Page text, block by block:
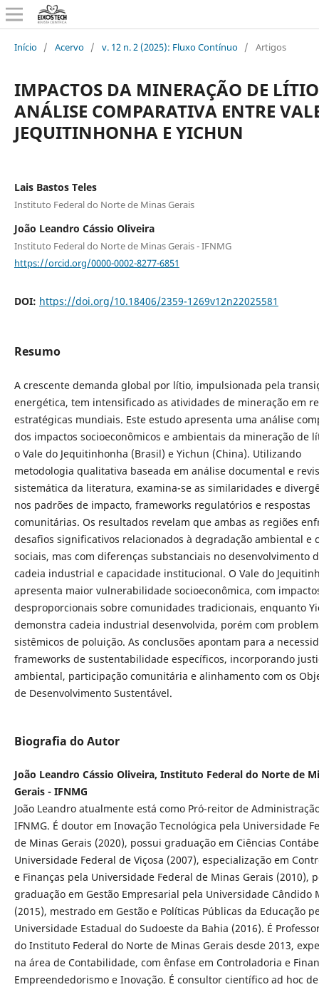
Início / Acervo / v. 12 n. 2 (2025): Fluxo Contínuo / Artigos
IMPACTOS DA MINERAÇÃO DE
ANÁLISE COMPARATIVA ENTRE
JEQUITINHONHA E YICHUN
Lais Bastos Teles
Instituto Federal do Norte de Minas Gerais
João Leandro Cássio Oliveira
Instituto Federal do Norte de Minas Gerais - IFNMG
https://orcid.org/0000-0002-8277-6851
DOI: https://doi.org/10.18406/2359-1269v12n22025581
Resumo
A crescente demanda global por lítio, impulsionada pela
energética, tem intensificado as atividades de mineração em
estratégicas mundiais. Este estudo apresenta uma análise
dos impactos socioeconômicos e ambientais da mineração de
o Vale do Jequitinhonha (Brasil) e Yichun (China). Utilizando
metodologia qualitativa baseada em análise documental e
sistemática da literatura, examina-se as similaridades e
nos padrões de impacto, frameworks regulatórios e respostas
comunitárias. Os resultados revelam que ambas as regiões
desafios significativos relacionados à degradação ambiental e
sociais, mas com diferenças substanciais no desenvolvimento
cadeia industrial e capacidade institucional. O Vale do
apresenta maior vulnerabilidade socioeconômica, com
desproporcionais sobre comunidades tradicionais, enquanto
demonstra cadeia industrial desenvolvida, porém com
sistêmicos de poluição. As conclusões apontam para a
frameworks de sustentabilidade específicos, incorporando
ambiental, participação comunitária e alinhamento com os
de Desenvolvimento Sustentável.
Biografia do Autor
João Leandro Cássio Oliveira, Instituto Federal do Norte de
Gerais - IFNMG
João Leandro atualmente está como Pró-reitor de
IFNMG. É doutor em Inovação Tecnológica pela Universidade
de Minas Gerais (2020), possui graduação em Ciências
Universidade Federal de Viçosa (2007), especialização em
e Finanças pela Universidade Federal de Minas Gerais (2010),
graduação em Gestão Empresarial pela Universidade Cândido
(2015), mestrado em Gestão e Políticas Públicas da Educação
Universidade Estadual do Sudoeste da Bahia (2016). É
do Instituto Federal do Norte de Minas Gerais desde 2013,
na área de Contabilidade, com ênfase em Controladoria e
Empreendedorismo e Inovação. É consultor científico ad hoc de